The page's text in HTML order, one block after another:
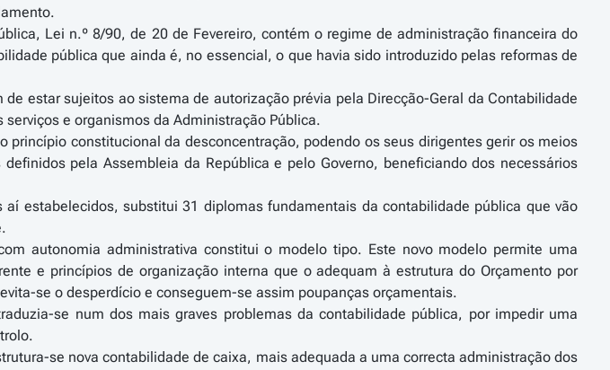
Lei n.º 8/90, de 20 de Fevereiro, contém o regime de administração financeira do
pública que ainda é, no essencial, o que havia sido introduzido pelas reformas de
estar sujeitos ao sistema de autorização prévia pela Direcção-Geral da Contabilidade
e organismos da Administração Pública.
princípio constitucional da desconcentração, podendo os seus dirigentes gerir os meios
pela Assembleia da República e pelo Governo, beneficiando dos necessários
aí estabelecidos, substitui 31 diplomas fundamentais da contabilidade pública que vão
autonomia administrativa constitui o modelo tipo. Este novo modelo permite uma
e princípios de organização interna que o adequam à estrutura do Orçamento por
se o desperdício e conseguem-se assim poupanças orçamentais.
se num dos mais graves problemas da contabilidade pública, por impedir uma
se nova contabilidade de caixa, mais adequada a uma correcta administração dos